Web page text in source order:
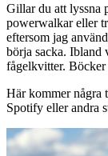
Gillar du att lyssna
powerwalkar eller
eftersom jag
börja sacka. Ibland
fågelkvitter. Böcker
Här kommer några
Spotify eller andra